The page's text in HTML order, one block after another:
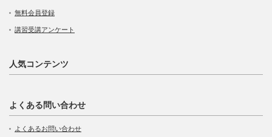
無料会員登録
講習受講アンケート
人気コンテンツ
よくある問い合わせ
よくあるお問い合わせ